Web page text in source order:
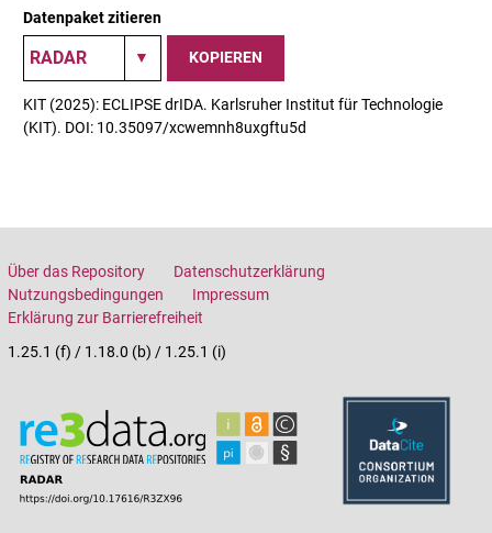
Datenpaket zitieren
KOPIEREN
KIT (2025): ECLIPSE drIDA. Karlsruher Institut für Technologie
(KIT). DOI: 10.35097/xcwemnh8uxgftu5d
Über das Repository
Datenschutzerklärung
Nutzungsbedingungen
Impressum
Erklärung zur Barrierefreiheit
1.25.1 (f) / 1.18.0 (b) / 1.25.1 (i)